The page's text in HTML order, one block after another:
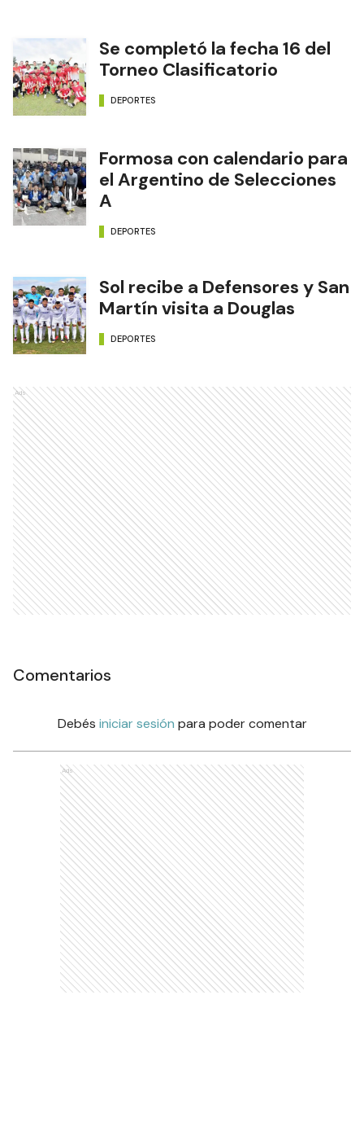
Se completó la fecha 16 del
Torneo Clasificatorio
DEPORTES
Formosa con calendario para
el Argentino de Selecciones
A
DEPORTES
Sol recibe a Defensores y San
Martín visita a Douglas
DEPORTES
Ads
Comentarios
Debés iniciar sesión para poder comentar
Ads